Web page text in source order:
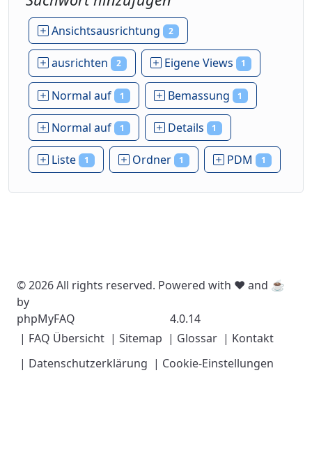
Ansichtsausrichtung 2
ausrichten 2 Eigene Views 1
Normal auf 1 Bemassung 1
Normal auf 1 Details 1
Liste 1 Ordner 1 PDM 1
© 2026 All rights reserved. Powered with ❤️ and ☕️
by
phpMyFAQ
4.0.14
| FAQ Übersicht | Sitemap | Glossar | Kontakt
| Datenschutzerklärung | Cookie-Einstellungen